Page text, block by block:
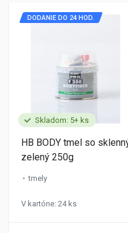
Skladom: 5+ ks
DODANIE DO 24 HOD.
HB BODY tmel so
zelený 250g
tmely
V kartóne: 24 ks